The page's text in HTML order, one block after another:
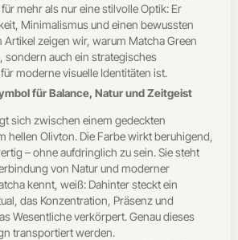
mehr als nur eine stilvolle Optik: Er
Minimalismus und einen bewussten
Artikel zeigen wir, warum Matcha Green
sondern auch ein strategisches
moderne visuelle Identitäten ist.
für Balance, Natur und Zeitgeist
sich zwischen einem gedeckten
hellen Olivton. Die Farbe wirkt beruhigend,
– ohne aufdringlich zu sein. Sie steht
von Natur und moderner
kennt, weiß: Dahinter steckt ein
das Konzentration, Präsenz und
Wesentliche verkörpert. Genau dieses
transportiert werden.